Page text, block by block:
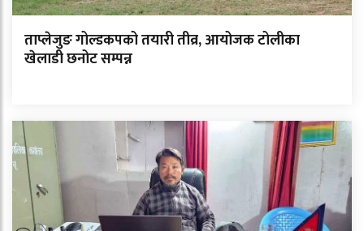
ताप्लेजुङ गोल्डकपको तयारी तीव्र, आयोजक टोलीका
खेलाडी छनोट सम्पन्न